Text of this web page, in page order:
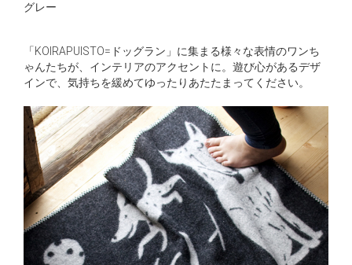
グレー
「KOIRAPUISTO=ドッグラン」に集まる様々な表情のワンち
ゃんたちが、インテリアのアクセントに。遊び心があるデザ
インで、気持ちを緩めてゆったりあたたまってください。